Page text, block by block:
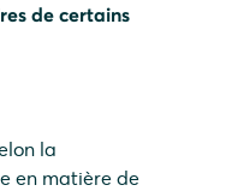
de certains
la
en matière de